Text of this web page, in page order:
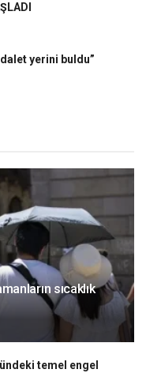
yerini buldu”
sıcaklık
temel engel